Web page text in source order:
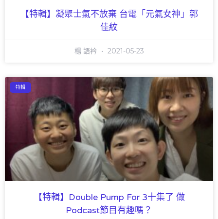
【特輯】凝聚士氣不放棄 台電「元氣女神」郭
佳紋
楊 語衿 2021-05-23
特輯
【特輯】Double Pump For 3十集了 做
Podcast節目有趣嗎？